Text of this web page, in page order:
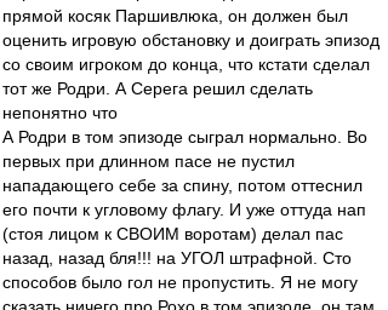
прямой косяк Паршивлюка, он должен был
оценить игровую обстановку и доиграть эпизод
со своим игроком до конца, что кстати сделал
тот же Родри. А Серега решил сделать
непонятно что
А Родри в том эпизоде сыграл нормально. Во
первых при длинном пасе не пустил
нападающего себе за спину, потом оттеснил
его почти к угловому флагу. И уже оттуда нап
(стоя лицом к СВОИМ воротам) делал пас
назад, назад бля!!! на УГОЛ штрафной. Сто
способов было гол не пропустить. Я не могу